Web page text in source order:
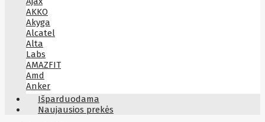
AKKO
Akyga
Alcatel
Alta
Labs
AMAZFIT
Amd
Anker
Antec
Aoc
Išparduodama
Naujausios prekės